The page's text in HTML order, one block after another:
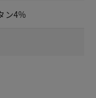
ン4%